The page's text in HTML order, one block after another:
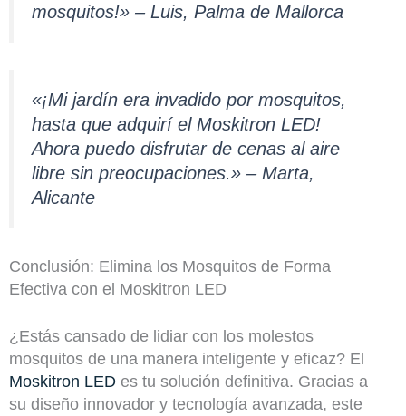
mosquitos!» – Luis, Palma de Mallorca
«¡Mi jardín era invadido por mosquitos,
hasta que adquirí el Moskitron LED!
Ahora puedo disfrutar de cenas al aire
libre sin preocupaciones.» – Marta,
Alicante
Conclusión: Elimina los Mosquitos de Forma
Efectiva con el Moskitron LED
¿Estás cansado de lidiar con los molestos
mosquitos de una manera inteligente y eficaz? El
Moskitron LEDes tu solución definitiva. Gracias a
su diseño innovador y tecnología avanzada, este